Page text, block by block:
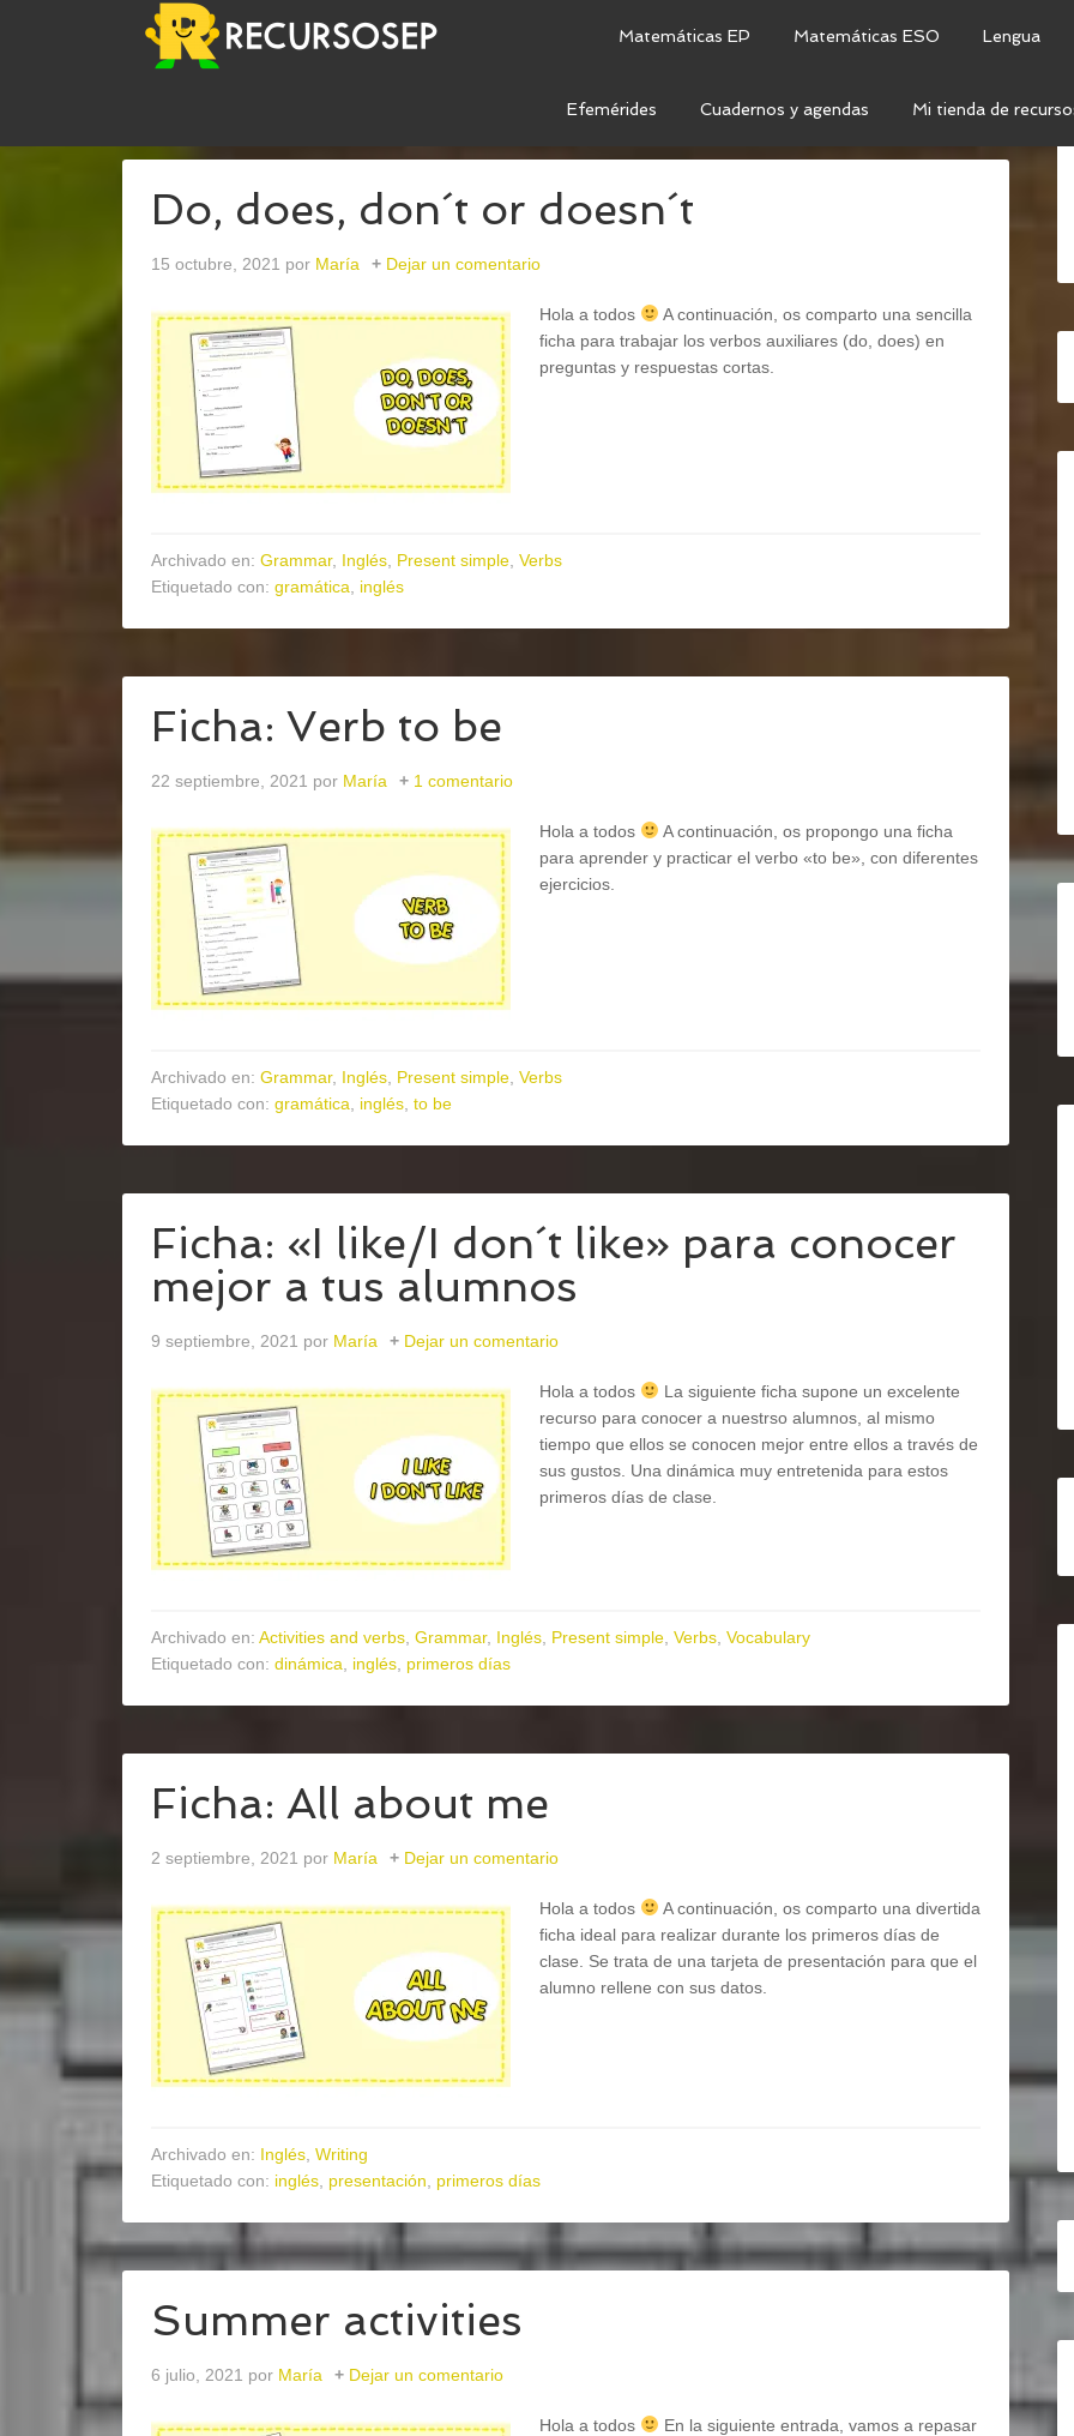
Matemáticas EP Matemáticas ESO Lengua
Efemérides Cuadernos y agendas Mi tienda de
Do, does, don´t or doesn´t
15 octubre, 2021 por María Dejar un comentario
Hola a todos
A continuación, os comparto una sencilla
ficha para trabajar los verbos auxiliares (do, does) en
preguntas y respuestas cortas.
Archivado en: Grammar, Inglés Present simple Verbs
Etiquetado con: gramática inglés
Ficha: Verb to be
22 septiembre, 2021 por María 1 comentario
Hola a todos
A continuación, os propongo una ficha
para aprender y practicar el verbo «to be», con diferentes
ejercicios.
Archivado en: Grammar, Inglés Present simple Verbs
Etiquetado con: gramática inglés to be
Ficha: «I like/I don´t like» para conocer
mejor a tus alumnos
9 septiembre, 2021 por María Dejar un comentario
Hola a todos
La siguiente ficha supone un excelente
recurso para conocer a nuestrso alumnos, al mismo
tiempo que ellos se conocen mejor entre ellos a través de
sus gustos. Una dinámica muy entretenida para estos
primeros días de clase.
Archivado en: Activities and verbs Grammar, Inglés Present simple Verbs Vocabulary
Etiquetado con: dinámica inglés primeros días
Ficha: All about me
2 septiembre, 2021 por María Dejar un comentario
Hola a todos
A continuación, os comparto una divertida
ficha ideal para realizar durante los primeros días de
clase. Se trata de una tarjeta de presentación para que el
alumno rellene con sus datos.
Archivado en: Inglés Writing
Etiquetado con: inglés presentación primeros días
Summer activities
6 julio, 2021 por María Dejar un comentario
Hola a todos
En la siguiente entrada, vamos a repasar